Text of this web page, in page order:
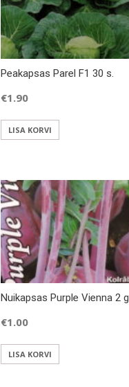
Peakapsas Parel F1 30 s.
€1.90
LISA KORVI
Nuikapsas Purple Vienna 2 g
€1.00
LISA KORVI